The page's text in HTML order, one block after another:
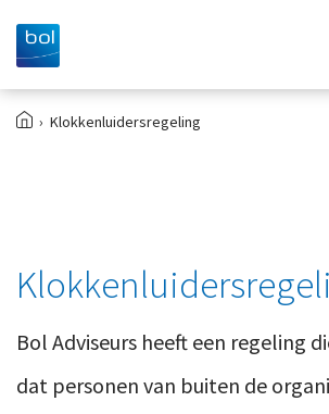
Audit
Bedrijfsoverdracht en opvolging
Business Intelligence
Klantverhalen
Nieuws en blogs
Kennisdossiers
› Klokkenluidersregeling
Bol Adviseurs heeft een regeling
dat personen van buiten de